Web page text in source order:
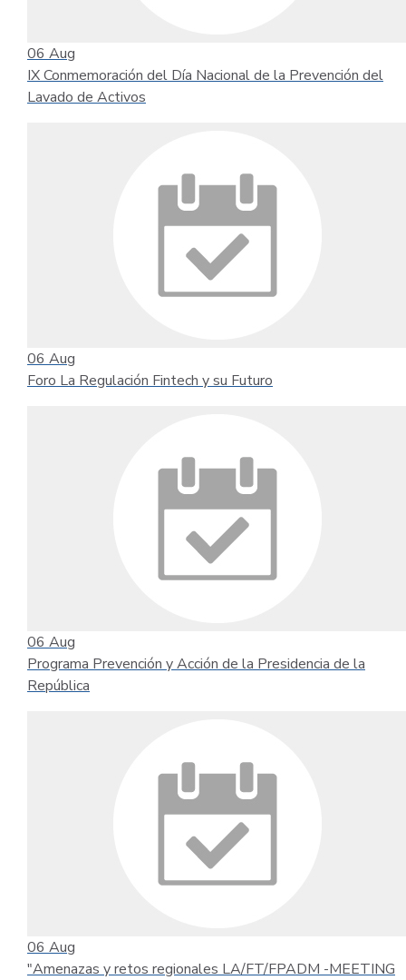
06 Aug
IX Conmemoración del Día Nacional de la Prevención del
Lavado de Activos
06 Aug
Foro La Regulación Fintech y su Futuro
06 Aug
Programa Prevención y Acción de la Presidencia de la
República
06 Aug
"Amenazas y retos regionales LA/FT/FPADM -MEETING